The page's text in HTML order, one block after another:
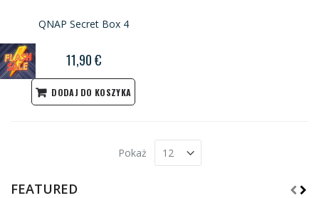
QNAP Secret Box 4
11,90 €
DODAJ DO KOSZYKA
Pokaż
FEATURED